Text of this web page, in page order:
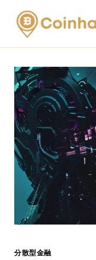
Skip
content
分散型金融